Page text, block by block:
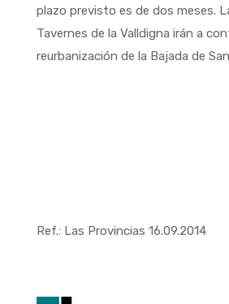
plazo previsto es de dos meses.
Tavernes de la Valldigna irán a
reurbanización de la Bajada de
Ref.: Las Provincias 16.09.2014